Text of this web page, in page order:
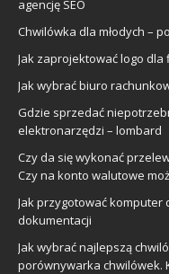
agencję SEO
Chwilówka dla młodych –
Jak zaprojektować logo
Jak wybrać biuro
Gdzie sprzedać
elektronarzędzi – lombard
Czy da się wykonać
Czy na konto walutowe
Jak przygotować
dokumentacji
Jak wybrać najlepszą
porównywarka chwilówek.